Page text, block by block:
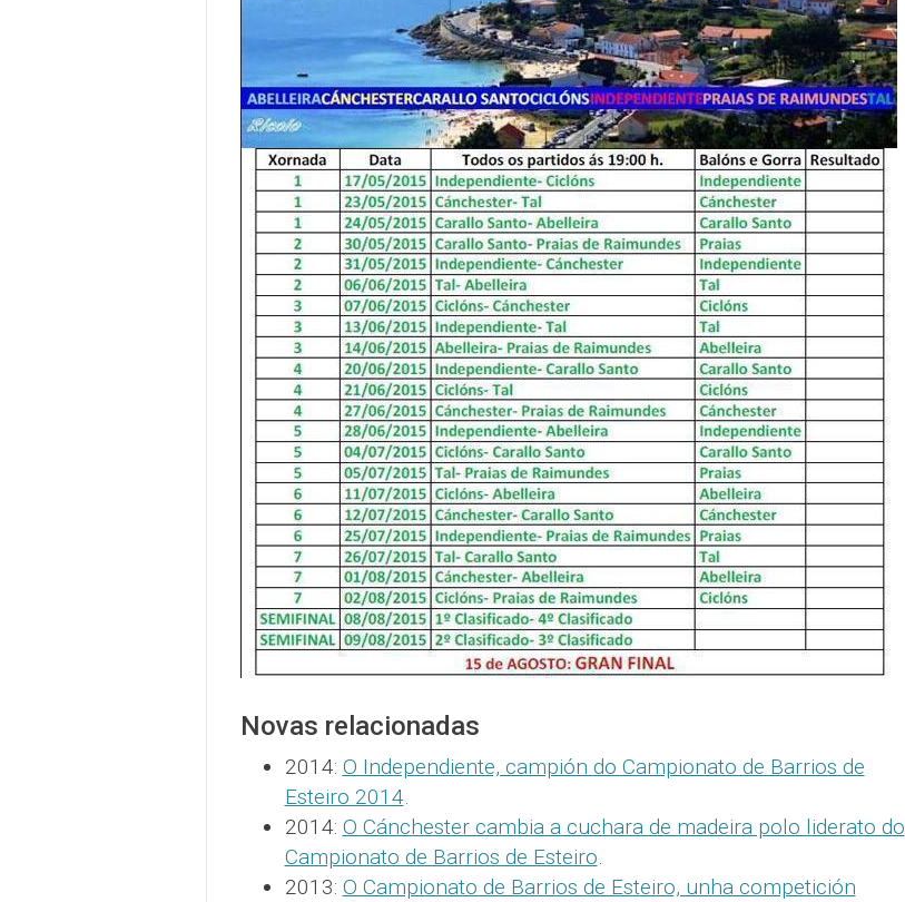
Novas relacionadas
2014: O Independiente, campión do Campionato de Barrios de
Esteiro 2014.
2014: O Cánchester cambia a cuchara de madeira polo liderato do
Campionato de Barrios de Esteiro.
2013: O Campionato de Barrios de Esteiro, unha competición